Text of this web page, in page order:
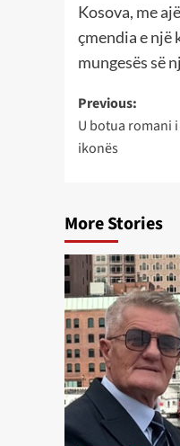
Kosova, me
çmendia e një
mungesës së
Post
Previous:
U botua romani
ikonës
More Stories